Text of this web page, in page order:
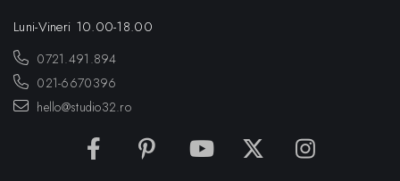
Luni-Vineri 10.00-18.00
0721.491.894
021-6670396
hello@studio32.ro